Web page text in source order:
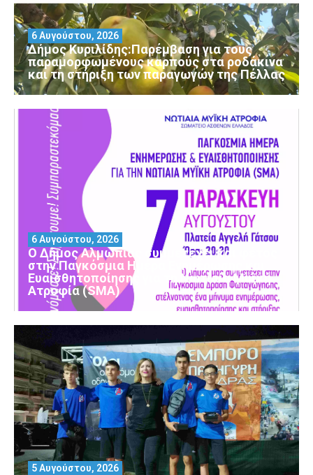
Δήμος Κυριλίδης:Παρέμβαση για τους
παραμορφωμένους καρπούς στα ροδάκινα
και τη στήριξη των παραγωγών της Πέλλας
6 Αυγούστου, 2026
Ο Δήμος Αλμωπίας συμμετέχει και φέτος
στην Παγκόσμια Ημέρα Ενημέρωσης και
Ευαισθητοποίησης για τη Νωτιαία Μυϊκή
Ατροφία (SMA)
6 Αυγούστου, 2026
5 Αυγούστου, 2026